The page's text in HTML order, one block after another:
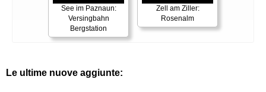
See im Paznaun:
Versingbahn
Bergstation
Zell am Ziller:
Rosenalm
Le ultime nuove aggiunte: